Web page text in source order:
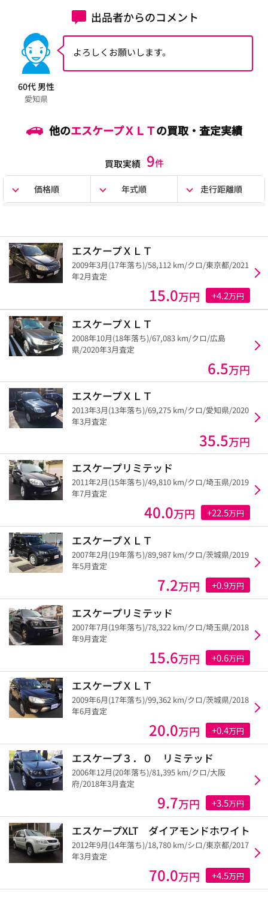
出品者からのコメント
60代 男性
愛知県
よろしくお願いします。
他のエスケープＸＬＴの買取・査定実績
買取実績 9件
価格順 年式順 走行距離順
エスケープＸＬＴ
2009年3月(17年落ち)/58,112 km/クロ/東京都/2021
年2月査定
15.0万円 +4.2万円
エスケープＸＬＴ
2008年10月(18年落ち)/67,083 km/クロ/広島
県/2020年3月査定
6.5万円
エスケープＸＬＴ
2013年3月(13年落ち)/69,275 km/クロ/愛知県/2020
年3月査定
35.5万円
エスケープリミテッド
2011年2月(15年落ち)/49,810 km/クロ/埼玉県/2019
年7月査定
40.0万円 +22.5万円
エスケープＸＬＴ
2007年2月(19年落ち)/89,987 km/クロ/茨城県/2019
年5月査定
7.2万円 +0.9万円
エスケープリミテッド
2007年7月(19年落ち)/78,322 km/クロ/埼玉県/2018
年9月査定
15.6万円 +0.6万円
エスケープＸＬＴ
2009年6月(17年落ち)/99,362 km/クロ/茨城県/2018
年6月査定
20.0万円 +0.4万円
エスケープ３．０ リミテッド
2006年12月(20年落ち)/81,395 km/クロ/大阪
府/2018年3月査定
9.7万円 +3.5万円
エスケープXLT ダイアモンドホワイト
2012年9月(14年落ち)/18,780 km/シロ/東京都/2017
年3月査定
70.0万円 +4.5万円